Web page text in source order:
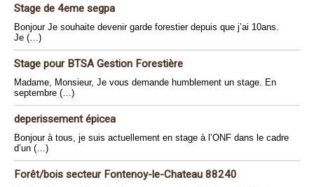
Stage de 4eme segpa
Bonjour Je souhaite devenir garde forestier depuis que j’ai 10ans.
Je (…)
Stage pour BTSA Gestion Forestière
Madame, Monsieur, Je vous demande humblement un stage. En
septembre (…)
deperissement épicea
Bonjour à tous, je suis actuellement en stage à l’ONF dans le cadre
d’un (…)
Forêt/bois secteur Fontenoy-le-Chateau 88240